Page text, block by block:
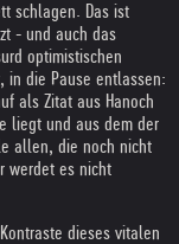
schlagen. Das ist
- und auch das
optimistischen
in die Pause entlassen:
als Zitat aus Hanoch
liegt und aus dem der
allen, die noch nicht
werdet es nicht
dieses vitalen